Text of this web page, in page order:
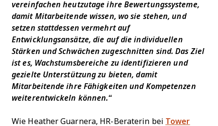
vereinfachen heutzutage ihre Bewertungssysteme,
damit Mitarbeitende wissen, wo sie stehen, und
setzen stattdessen vermehrt auf
Entwicklungsansätze, die auf die individuellen
Stärken und Schwächen zugeschnitten sind. Das Ziel
ist es, Wachstumsbereiche zu identifizieren und
gezielte Unterstützung zu bieten, damit
Mitarbeitende ihre Fähigkeiten und Kompetenzen
weiterentwickeln können.“
Wie Heather Guarnera, HR-Beraterin bei Tower